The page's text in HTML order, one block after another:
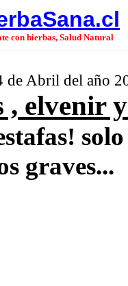
con hierbas, Salud Natural
de Abril del año
, elvenir
graves...